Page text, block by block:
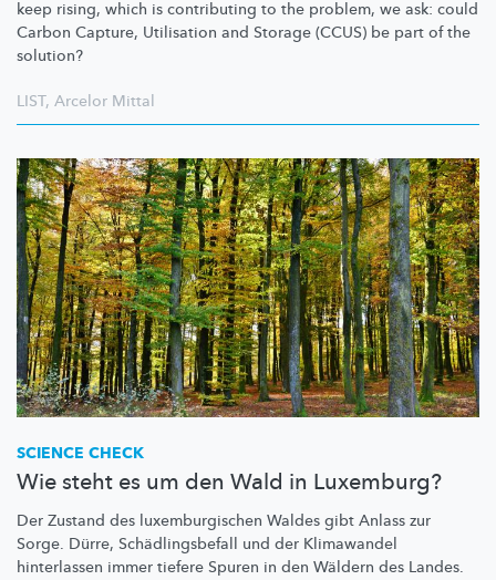
keep rising, which is contributing to the problem, we ask: could
Carbon Capture, Utilisation and Storage (CCUS) be part of the
solution?
LIST, Arcelor Mittal
SCIENCE CHECK
Wie steht es um den Wald in Luxemburg?
Der Zustand des luxemburgischen Waldes gibt Anlass zur
Sorge. Dürre, Schädlingsbefall und der Klimawandel
hinterlassen immer tiefere Spuren in den Wäldern des Landes.